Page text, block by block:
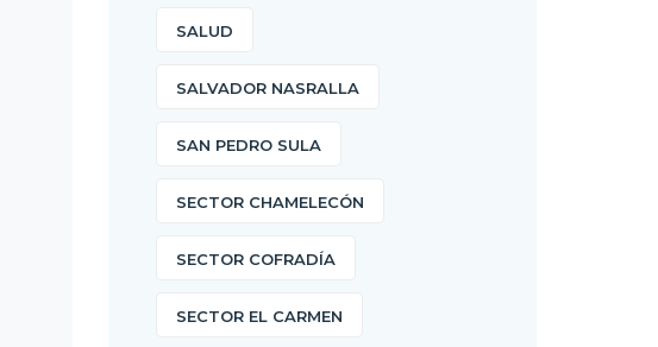
SALUD
SALVADOR NASRALLA
SAN PEDRO SULA
SECTOR CHAMELECÓN
SECTOR COFRADÍA
SECTOR EL CARMEN